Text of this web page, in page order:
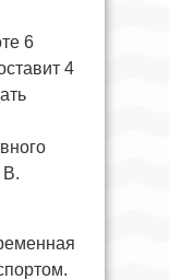
6
4
В.